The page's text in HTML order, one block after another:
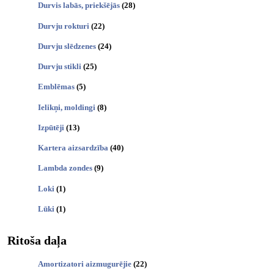
Durvis labās, priekšējās (28)
Durvju rokturi (22)
Durvju slēdzenes (24)
Durvju stikli (25)
Emblēmas (5)
Ielikņi, moldingi (8)
Izpūtēji (13)
Kartera aizsardzība (40)
Lambda zondes (9)
Loki (1)
Lūki (1)
Ritoša daļa
Amortizatori aizmugurējie (22)